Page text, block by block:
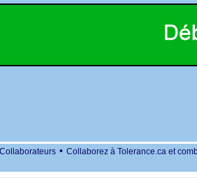
Collaborateurs • Collaborez à Tolerance.ca et